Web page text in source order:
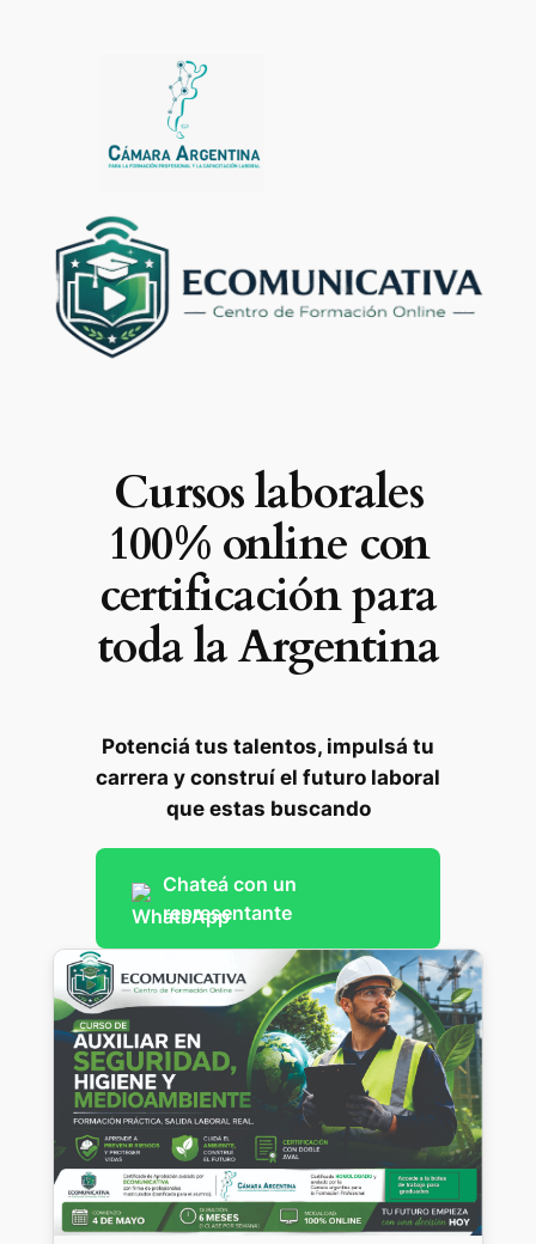
Cursos laborales
100% online con
certificación para
toda la Argentina
Potenciá tus talentos, impulsá tu
carrera y construí el futuro laboral
que estas buscando
Chateá con un
representante